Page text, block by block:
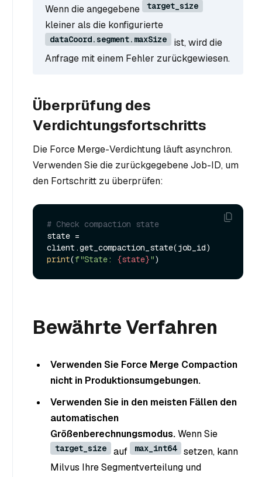
Wenn die angegebene target_size
kleiner als die konfigurierte
dataCoord.segment.maxSize
ist, wird die
Anfrage mit einem Fehler zurückgewiesen.
Überprüfung des
Verdichtungsfortschritts
Die Force Merge-Verdichtung läuft asynchron.
Verwenden Sie die zurückgegebene Job-ID, um
den Fortschritt zu überprüfen:
# Check compaction state
state =
print(f"State: {state}"
Bewährte Verfahren
Verwenden Sie Force Merge Compaction
nicht in Produktionsumgebungen.
Verwenden Sie in den meisten Fällen den
automatischen
Größenberechnungsmodus.Wenn Sie
target_size auf max_int64
setzen, kann
Milvus Ihre Segmentverteilung und